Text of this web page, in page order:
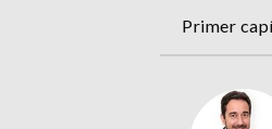
Primer